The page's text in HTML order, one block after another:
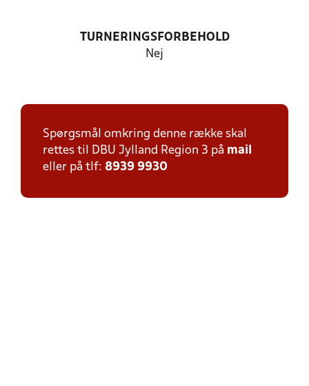
TURNERINGSFORBEHOLD
Nej
Spørgsmål omkring denne række skal
rettes til DBU Jylland Region 3 på mail
eller på tlf: 8939 9930